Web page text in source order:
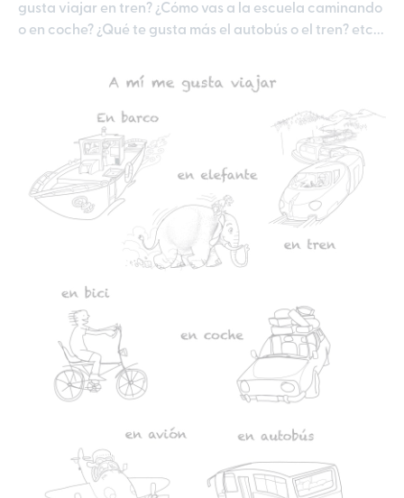
gusta viajar en tren? ¿Cómo vas a la escuela caminando
o en coche? ¿Qué te gusta más el autobús o el tren? etc...